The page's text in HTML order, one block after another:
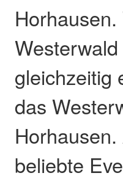
gleichzeitig
das
beliebte